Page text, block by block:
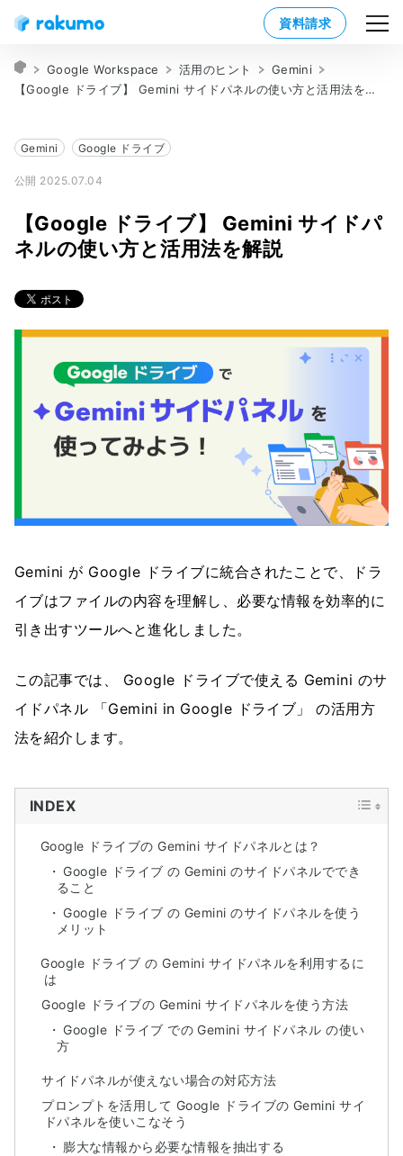
資料請求
Google Workspace 活用のヒント
Gemini
【Google ドライブ】 Gemini サイドパネルの使い方と活用法を解説
Gemini Google ドライブ
公開 2025.07.04
【Google ドライブ】 Gemini サイドパ
ネルの使い方と活用法を解説
Gemini が Google ドライブに統合されたことで、ドラ
イブはファイルの内容を理解し、必要な情報を効率的に
引き出すツールへと進化しました。
この記事では、 Google ドライブで使える Gemini のサ
イドパネル 「Gemini in Google ドライブ」 の活用方
法を紹介します。
INDEX
Google ドライブの Gemini サイドパネルとは？
Google ドライブ の Gemini のサイドパネルででき
ること
Google ドライブ の Gemini のサイドパネルを使う
メリット
Google ドライブ の Gemini サイドパネルを利用するに
は
Google ドライブの Gemini サイドパネルを使う方法
Google ドライブ での Gemini サイドパネル の使い
方
サイドパネルが使えない場合の対応方法
プロンプトを活用して Google ドライブの Gemini サイ
ドパネルを使いこなそう
膨大な情報から必要な情報を抽出する